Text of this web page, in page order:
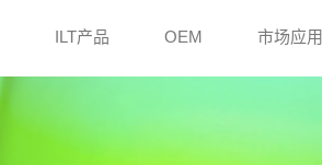
ILT产品 OEM 市场应用